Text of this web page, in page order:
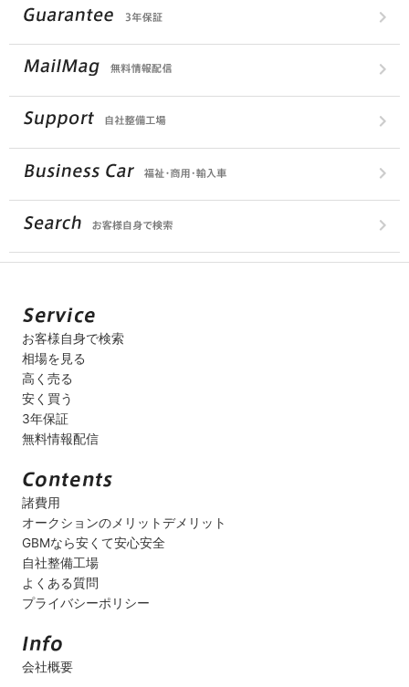
お客様自身で検索
相場を見る
高く売る
安く買う
3年保証
無料情報配信
諸費用
オークションのメリットデメリット
GBMなら安くて安心安全
自社整備工場
よくある質問
プライバシーポリシー
会社概要